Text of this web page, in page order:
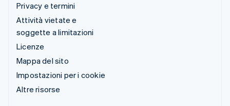
Privacy e termini
Attività vietate e
soggette a limitazioni
Licenze
Mappa del sito
Impostazioni per i cookie
Altre risorse